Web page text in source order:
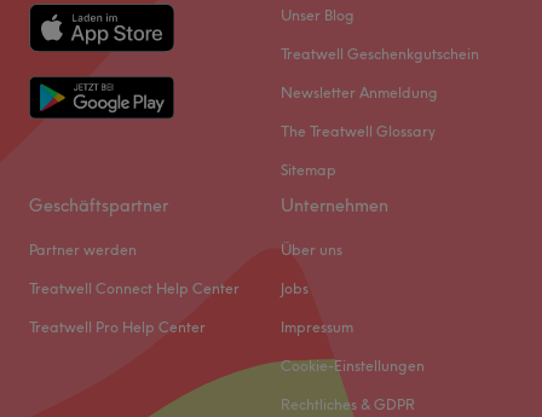
Unser Blog
Treatwell Geschenkgutschein
Newsletter Anmeldung
The Treatwell Glossary
Sitemap
Geschäftspartner
Partner werden
Treatwell Connect Help Center
Treatwell Pro Help Center
Unternehmen
Über uns
Jobs
Impressum
Cookie-Einstellungen
Rechtliches & GDPR